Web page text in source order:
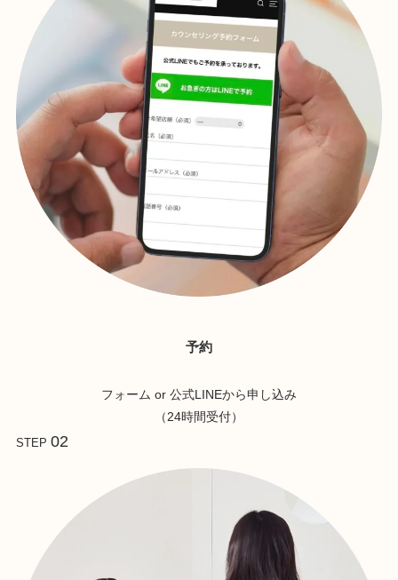
予約
フォーム or 公式LINEから申し込み
（24時間受付）
STEP 02